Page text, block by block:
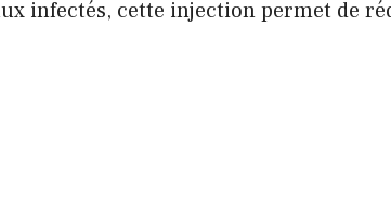
infectés, cette injection permet de